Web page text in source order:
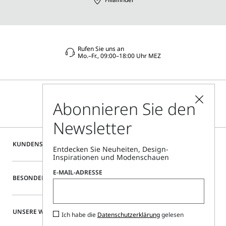
KUNDENSERVICE
BESONDERE SERVICES
UNSERE WEBSITE
Rufen Sie uns an
Mo.–Fr., 09:00–18:00 Uhr MEZ
Abonnieren Sie den
Newsletter
Entdecken Sie Neuheiten, Design-
Inspirationen und Modenschauen
E-MAIL-ADRESSE
Ich habe die Datenschutzerklärunggelesen